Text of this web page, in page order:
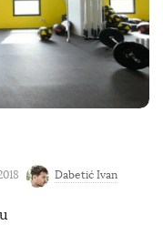
Dabetić Ivan